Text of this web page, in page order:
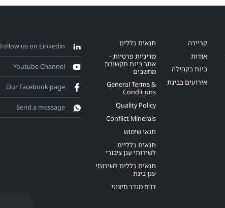
קריירה
אודות
בינת בקהילה
אירועים בבינת
תנאים כללים
מדיניות פרטיות –
אתר בינת תקשורת
מחשבים
General Terms &
Conditions
Quality Policy
Conflict Minerals
תנאי שימוש
תנאים כלליים
לשירותי ענן ציבורי
תנאים כללים לשירותי
ענן בינת
דו”ח מגדר חיצוני
Follow us on Linkedin
Youtube Channel
Our Facebook page
Send a message